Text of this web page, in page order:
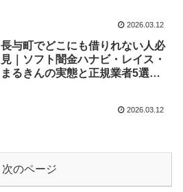
2026.03.12
長与町でどこにも借りれない人必
見｜ソフト闇金ハナビ・レイス・
まるきんの実態と正規業者5選
2026.03.12
次のページ